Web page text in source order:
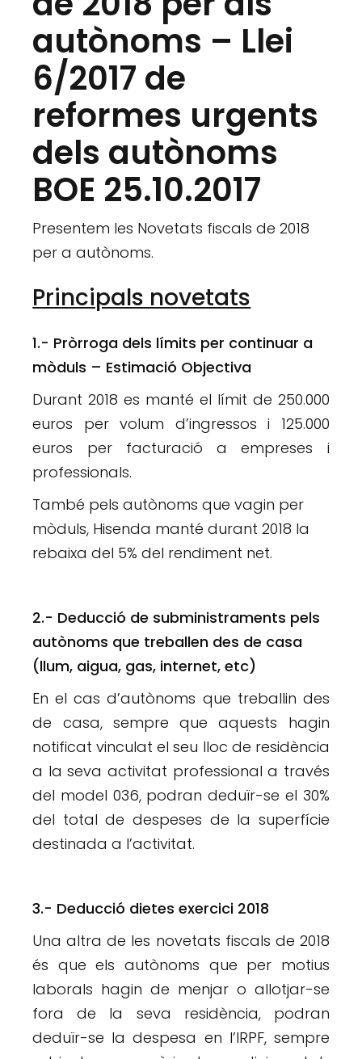
autònoms – Llei
6/2017 de
reformes urgents
dels autònoms
BOE 25.10.2017
Presentem les Novetats fiscals de 2018
per a autònoms.
Principals novetats
1.- Pròrroga dels límits per continuar a
mòduls – Estimació Objectiva
Durant 2018 es manté el límit de 250.000
euros per volum d’ingressos i 125.000
euros per facturació a empreses i
professionals.
També pels autònoms que vagin per
mòduls, Hisenda manté durant 2018 la
rebaixa del 5% del rendiment net.
2.- Deducció de subministraments pels
autònoms que treballen des de casa
(llum, aigua, gas, internet, etc)
En el cas d’autònoms que treballin des
de casa, sempre que aquests hagin
notificat vinculat el seu lloc de residència
a la seva activitat professional a través
del model 036, podran deduïr-se el 30%
del total de despeses de la superfície
destinada a l’activitat.
3.- Deducció dietes exercici 2018
Una altra de les novetats fiscals de 2018
és que els autònoms que per motius
laborals hagin de menjar o allotjar-se
fora de la seva residència, podran
deduïr-se la despesa en l’IRPF, sempre